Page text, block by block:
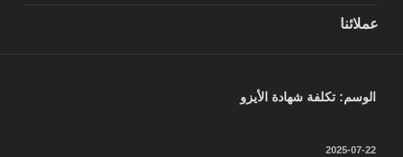
عملائنا
الوسم: تكلفة شهادة الأيزو
نُشر
2025-07-22